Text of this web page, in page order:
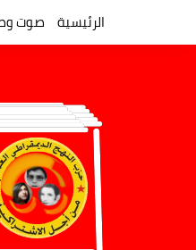
الرئيسية صوت